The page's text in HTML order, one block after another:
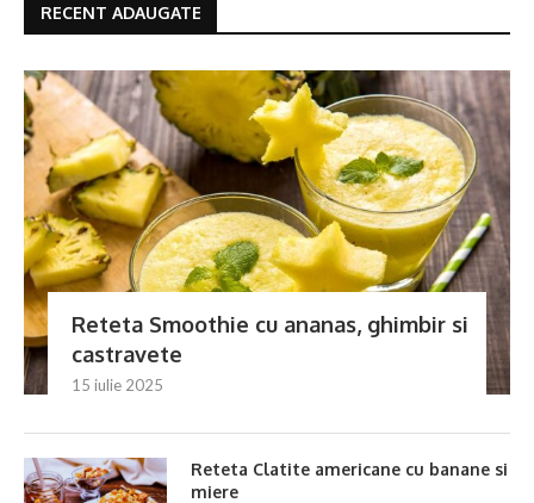
RECENT ADAUGATE
Reteta Smoothie cu ananas, ghimbir si
castravete
15 iulie 2025
Reteta Clatite americane cu banane si
miere